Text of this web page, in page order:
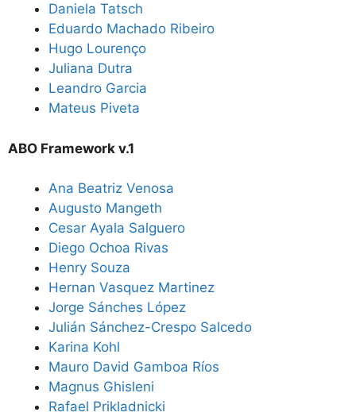
Daniela Tatsch
Eduardo Machado Ribeiro
Hugo Lourenço
Juliana Dutra
Leandro Garcia
Mateus Piveta
ABO Framework v.1
Ana Beatriz Venosa
Augusto Mangeth
Cesar Ayala Salguero
Diego Ochoa Rivas
Henry Souza
Hernan Vasquez Martinez
Jorge Sánches López
Julián Sánchez-Crespo Salcedo
Karina Kohl
Mauro David Gamboa Ríos
Magnus Ghisleni
Rafael Prikladnicki